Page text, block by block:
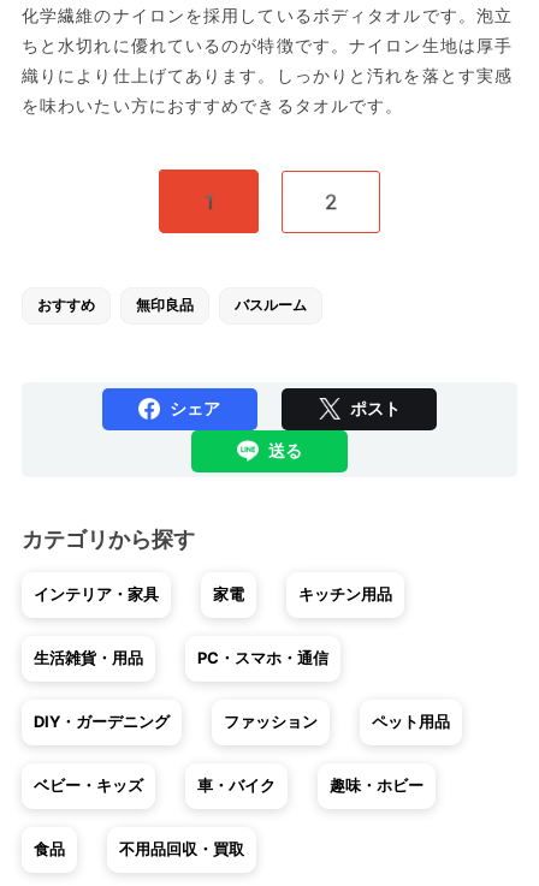
化学繊維のナイロンを採用しているボディタオルです。泡立
ちと水切れに優れているのが特徴です。ナイロン生地は厚手
織りにより仕上げてあります。しっかりと汚れを落とす実感
を味わいたい方におすすめできるタオルです。
1 2
おすすめ 無印良品 バスルーム
シェア ポスト
送る
カテゴリから探す
インテリア・家具 家電 キッチン用品
生活雑貨・用品 PC・スマホ・通信
DIY・ガーデニング ファッション ペット用品
ベビー・キッズ 車・バイク 趣味・ホビー
食品 不用品回収・買取